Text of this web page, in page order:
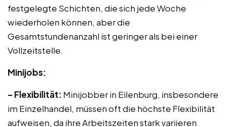
festgelegte Schichten, die sich jede Woche
wiederholen können, aber die
Gesamtstundenanzahl ist geringer als bei einer
Vollzeitstelle.
Minijobs:
– Flexibilität: Minijobber in Eilenburg, insbesondere
im Einzelhandel, müssen oft die höchste Flexibilität
aufweisen, da ihre Arbeitszeiten stark variieren